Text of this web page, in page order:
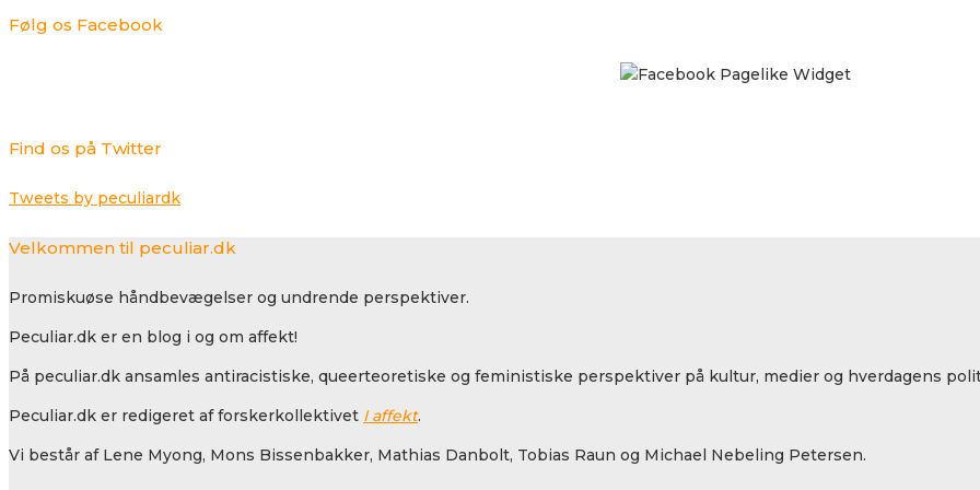
Følg os Facebook
Find os på Twitter
Tweets by peculiardk
Velkommen til peculiar.dk
Promiskuøse håndbevægelser og undrende perspektiver.
Peculiar.dk er en blog i og om affekt!
På peculiar.dk ansamles antiracistiske, queerteoretiske og feministiske perspektiver på kultur, medier og hverdagens
Peculiar.dk er redigeret af forskerkollektivet I affekt.
Vi består af Lene Myong, Mons Bissenbakker, Mathias Danbolt, Tobias Raun og Michael Nebeling Petersen.